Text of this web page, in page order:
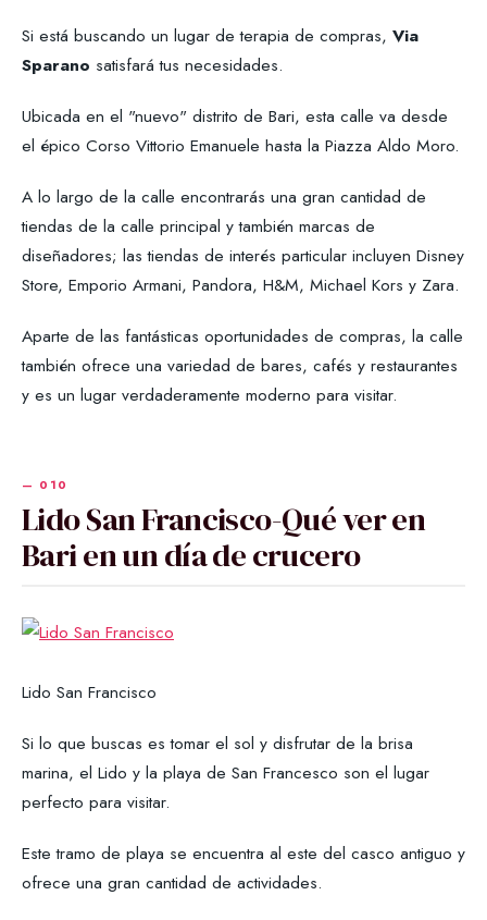
Si está buscando un lugar de terapia de compras, Via
Sparano satisfará tus necesidades.
Ubicada en el "nuevo" distrito de Bari, esta calle va desde
el épico Corso Vittorio Emanuele hasta la Piazza Aldo Moro.
A lo largo de la calle encontrarás una gran cantidad de
tiendas de la calle principal y también marcas de
diseñadores; las tiendas de interés particular incluyen Disney
Store, Emporio Armani, Pandora, H&M, Michael Kors y Zara.
Aparte de las fantásticas oportunidades de compras, la calle
también ofrece una variedad de bares, cafés y restaurantes
y es un lugar verdaderamente moderno para visitar.
Lido San Francisco-Qué ver en
Bari en un día de crucero
Lido San Francisco
Si lo que buscas es tomar el sol y disfrutar de la brisa
marina, el Lido y la playa de San Francesco son el lugar
perfecto para visitar.
Este tramo de playa se encuentra al este del casco antiguo y
ofrece una gran cantidad de actividades.